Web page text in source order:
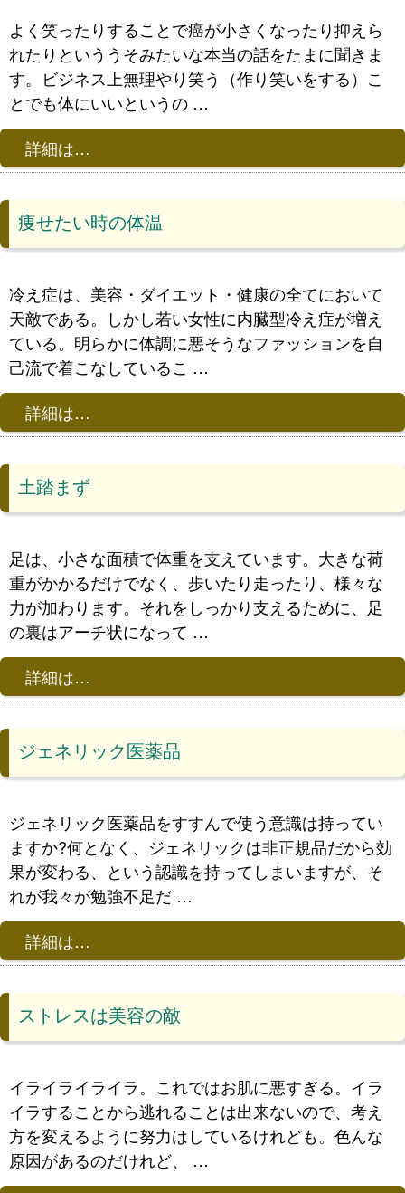
よく笑ったりすることで癌が小さくなったり抑えら
れたりといううそみたいな本当の話をたまに聞きま
す。ビジネス上無理やり笑う（作り笑いをする）こ
とでも体にいいというの …
詳細は…
痩せたい時の体温
冷え症は、美容・ダイエット・健康の全てにおいて
天敵である。しかし若い女性に内臓型冷え症が増え
ている。明らかに体調に悪そうなファッションを自
己流で着こなしているこ …
詳細は…
土踏まず
足は、小さな面積で体重を支えています。大きな荷
重がかかるだけでなく、歩いたり走ったり、様々な
力が加わります。それをしっかり支えるために、足
の裏はアーチ状になって …
詳細は…
ジェネリック医薬品
ジェネリック医薬品をすすんで使う意識は持ってい
ますか?何となく、ジェネリックは非正規品だから効
果が変わる、という認識を持ってしまいますが、そ
れが我々が勉強不足だ …
詳細は…
ストレスは美容の敵
イライライライラ。これではお肌に悪すぎる。イラ
イラすることから逃れることは出来ないので、考え
方を変えるように努力はしているけれども。色んな
原因があるのだけれど、 …